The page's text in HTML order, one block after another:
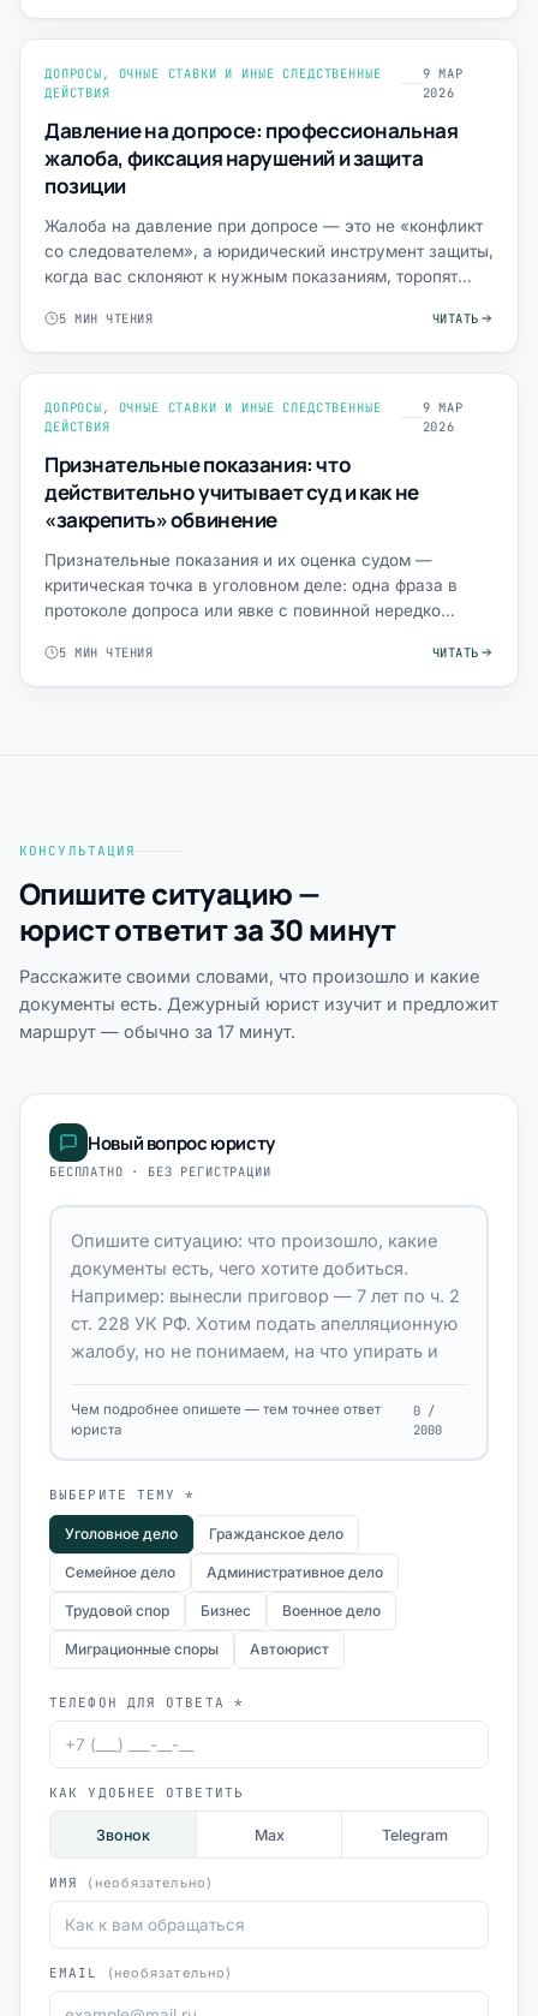
ДОПРОСЫ, ОЧНЫЕ СТАВКИ И ИНЫЕ СЛЕДСТВЕННЫЕ
ДЕЙСТВИЯ
9 МАР
2026
Давление на допросе: профессиональная
жалоба, фиксация нарушений и защита
позиции
Жалоба на давление при допросе — это не «конфликт
со следователем», а юридический инструмент защиты,
когда вас склоняют к нужным показаниям, торопят
5 МИН ЧТЕНИЯ ЧИТАТЬ
ДОПРОСЫ, ОЧНЫЕ СТАВКИ И ИНЫЕ СЛЕДСТВЕННЫЕ
ДЕЙСТВИЯ
9 МАР
2026
Признательные показания: что
действительно учитывает суд и как не
«закрепить» обвинение
Признательные показания и их оценка судом —
критическая точка в уголовном деле: одна фраза в
протоколе допроса или явке с повинной нередко
5 МИН ЧТЕНИЯ ЧИТАТЬ
КОНСУЛЬТАЦИЯ
Опишите ситуацию —
юрист ответит за 30 минут
Расскажите своими словами, что произошло и какие
документы есть. Дежурный юрист изучит и предложит
маршрут — обычно за 17 минут.
Новый вопрос юристу
БЕСПЛАТНО · БЕЗ РЕГИСТРАЦИИ
Чем подробнее опишете — тем точнее ответ
юриста
0 /
2000
ВЫБЕРИТЕ ТЕМУ *
Уголовное дело Гражданское дело
Семейное дело Административное дело
Трудовой спор Бизнес Военное дело
Миграционные споры Автоюрист
ТЕЛЕФОН ДЛЯ ОТВЕТА *
КАК УДОБНЕЕ ОТВЕТИТЬ
Звонок Max Telegram
ИМЯ (необязательно)
EMAIL (необязательно)